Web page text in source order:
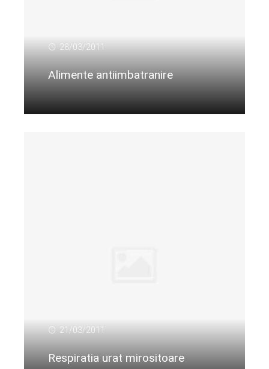
28/03/2011
Alimente antiimbatranire
21/03/2011
Respiratia urat mirositoare